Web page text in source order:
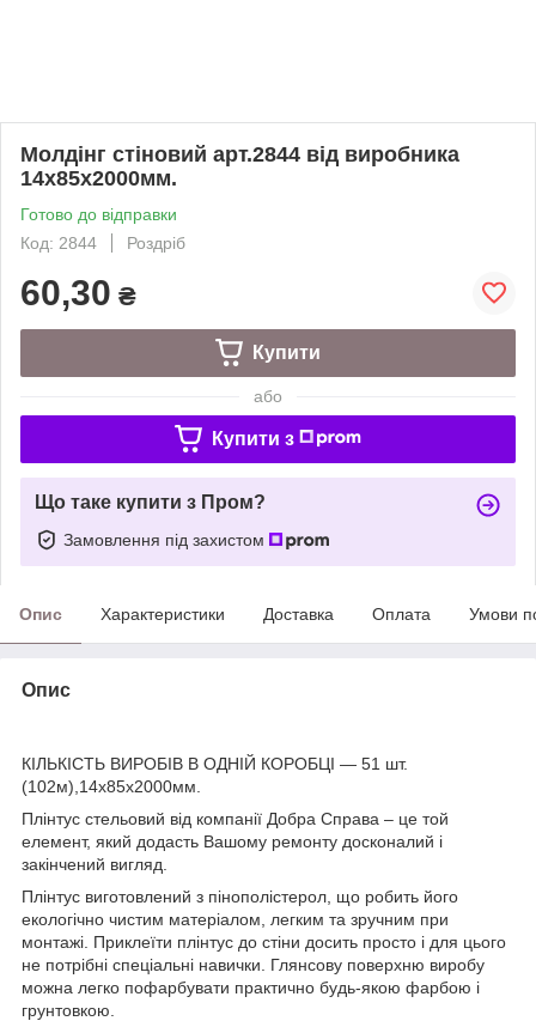
Молдінг стіновий арт.2844 від виробника
14х85х2000мм.
Готово до відправки
Код: 2844
Роздріб
60,30 ₴
Купити
або
Купити з
Що таке купити з Пром?
Замовлення під захистом
Опис Характеристики Доставка Оплата Умови
Опис
КІЛЬКІСТЬ ВИРОБІВ В ОДНІЙ КОРОБЦІ ― 51 шт.
(102м),14х85х2000мм.
Плінтус стельовий від компанії Добра Справа – це той
елемент, який додасть Вашому ремонту досконалий і
закінчений вигляд.
Плінтус виготовлений з пінополістерол, що робить його
екологічно чистим матеріалом, легким та зручним при
монтажі. Приклеїти плінтус до стіни досить просто і для цього
не потрібні спеціальні навички. Глянсову поверхню виробу
можна легко пофарбувати практично будь-якою фарбою і
грунтовкою.